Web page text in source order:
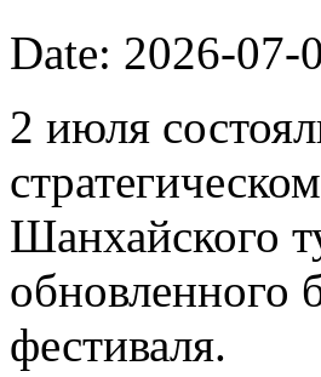
Date: 2026-07-
2 июля
Шанхайского
обновленного
фестиваля.